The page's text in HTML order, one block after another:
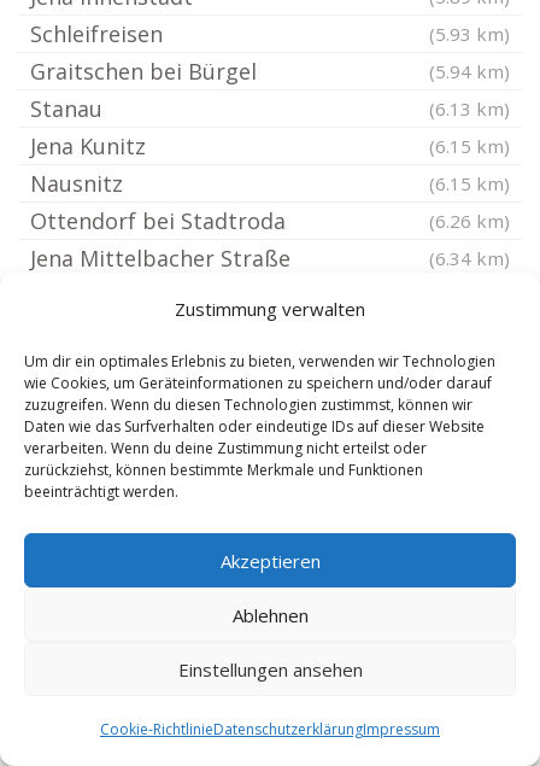
Zustimmung verwalten
Um dir ein optimales Erlebnis zu bieten, verwenden wir Technologien
wie Cookies, um Geräteinformationen zu speichern und/oder darauf
zuzugreifen. Wenn du diesen Technologien zustimmst, können wir
Daten wie das Surfverhalten oder eindeutige IDs auf dieser Website
verarbeiten. Wenn du deine Zustimmung nicht erteilst oder
zurückziehst, können bestimmte Merkmale und Funktionen
beeinträchtigt werden.
Akzeptieren
Ablehnen
Einstellungen ansehen
Cookie-RichtlinieDatenschutzerklärungImpressum
Schleifreisen (5.93 km)
Graitschen bei Bürgel (5.94 km)
Stanau (6.13 km)
Jena Kunitz (6.15 km)
Nausnitz (6.15 km)
Ottendorf bei Stadtroda (6.26 km)
Jena Mittelbacher Straße (6.34 km)
Jena Jenaprießnitz (6.45 km)
Bürgel Thüringen (6.45 km)
Jena Nordstadt
Lindig bei Jena
Golmsdorf (6.95 km)
Breitenhain bei Neustadt
Kleineutersdorf (7.23 km)